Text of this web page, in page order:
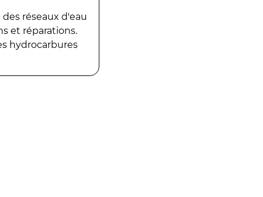
réseaux d'eau
et réparations.
hydrocarbures